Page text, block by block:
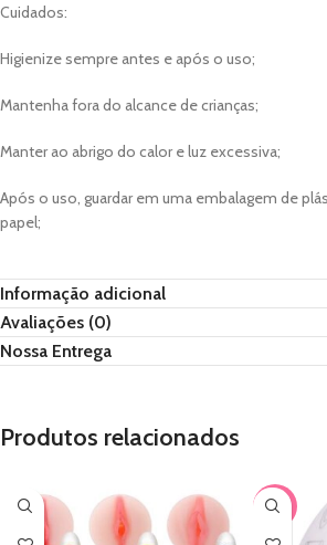
Cuidados:
Higienize sempre antes e após o uso;
Mantenha fora do alcance de crianças;
Manter ao abrigo do calor e luz excessiva;
Após o uso, guardar em uma embalagem de
papel;
Informação adicional
Avaliações (0)
Nossa Entrega
Produtos relacionados
-33%